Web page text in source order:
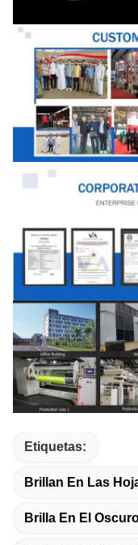
Etiquetas:
Brillan En Las
Brilla En El